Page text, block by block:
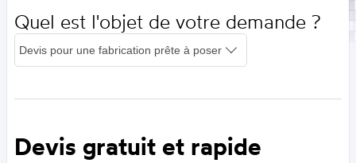
Quel est l'objet de votre demande ?
Devis gratuit et rapide